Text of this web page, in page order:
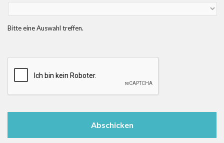
Bitte eine Auswahl treffen.